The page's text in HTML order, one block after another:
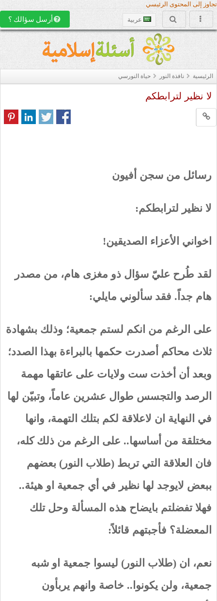
تجاوز إلى المحتوى الرئيسي
عربية أرسل سؤالك ؟
الرئيسية نافذة النور حياة النورسي
لا نظير لترابطكم
رسائل من سجن أفيون
لا نظير لترابطكم:
اخواني الأعزاء الصديقين!
لقد طُرح عليّ سؤال ذو مغزى هام، من مصدر
هام جداً. فقد سألوني مايلي:
على الرغم من انكم لستم جمعية؛ وذلك بشهادة
ثلاث محاكم أصدرت حكمها بالبراءة بهذا الصدد؛
وبعد أن أخذت ست ولايات على عاتقها مهمة
الرصد والتجسس طوال عشرين عاماً، وتبيّن لها
في النهاية ان لاعلاقة لكم بتلك التهمة، وانها
مختلقة من أساسها.. على الرغم من ذلك كله،
فان العلاقة التي تربط (طلاب النور) بعضهم
ببعض لايوجد لها نظير في أي جمعية او هيئة..
فهلا تفضلتم بايضاح هذه المسألة وحل تلك
المعضلة؟ فأجبتهم قائلاً:
نعم، ان (طلاب النور) ليسوا جمعية او شبه
جمعية، ولن يكونوا.. خاصة وانهم يربأون